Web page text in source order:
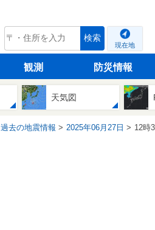
tenki.jp 検索
現在地
観測 防災情報
天気図
過去の地震情報 2025年06月27日 12時